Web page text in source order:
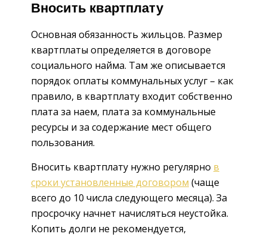
Вносить квартплату
Основная обязанность жильцов. Размер
квартплаты определяется в договоре
социального найма. Там же описывается
порядок оплаты коммунальных услуг – как
правило, в квартплату входит собственно
плата за наем, плата за коммунальные
ресурсы и за содержание мест общего
пользования.
Вносить квартплату нужно регулярно в
сроки установленные договором (чаще
всего до 10 числа следующего месяца). За
просрочку начнет начисляться неустойка.
Копить долги не рекомендуется,